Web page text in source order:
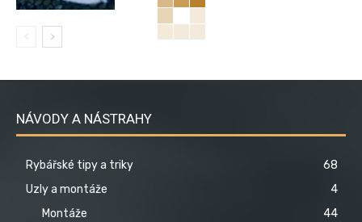
NÁVODY A NÁSTRAHY
Rybářské tipy a triky
68
Uzly a montáže
4
Montáže
44